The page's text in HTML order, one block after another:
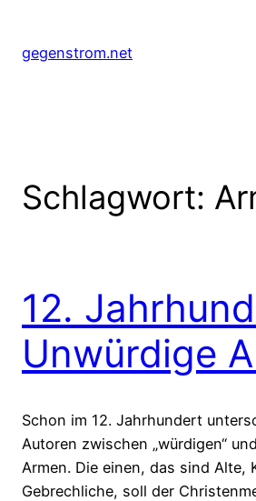
springen
gegenstrom.net
Schlagwort:
12.
Unwürdige
Schon im 12. Jahrhundert
Autoren zwischen „würdigen“
Armen. Die einen, das sind Alte,
Gebrechliche, soll der